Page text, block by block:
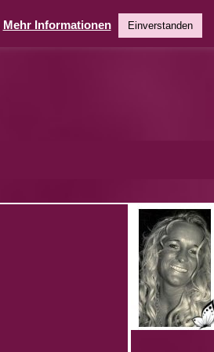
Mehr Informationen Einverstanden